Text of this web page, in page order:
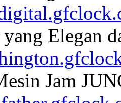
yang Elegan
Jam